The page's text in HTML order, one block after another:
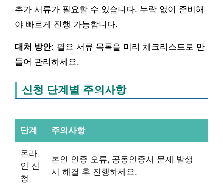
추가 서류가 필요할 수 있습니다. 누락 없이 준비해
야 빠르게 진행 가능합니다.
대처 방안: 필요 서류 목록을 미리 체크리스트로 만
들어 관리하세요.
신청 단계별 주의사항
단계 주의사항
온라
인 신
청
본인 인증 오류, 공동인증서 문제 발생
시 해결 후 진행하세요.